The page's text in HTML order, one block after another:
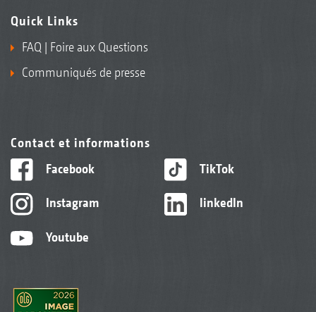
Quick Links
FAQ | Foire aux Questions
Communiqués de presse
Contact et informations
Facebook
Instagram
Youtube
TikTok
linkedIn